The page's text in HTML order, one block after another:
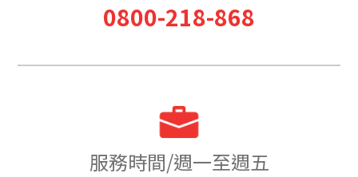
0800-218-868
服務時間/週一至週五